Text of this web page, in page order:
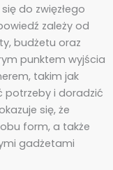
do zwięzłego
zależy od
budżetu oraz
punktem wyjścia
takim jak
potrzeby i doradzić
się, że
form, a także
gadżetami